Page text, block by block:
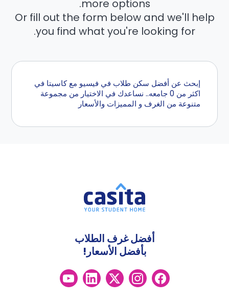
more options.
Or fill out the form below and we'll help
you find what you're looking for.
إبحث عن أفضل سكن طلاب في فيسيو مع كاسيتا في
اكثر من 0 جامعه.. نساعدك في الاختيار من مجموعة
متنوعة من الغرف و المميزات والأسعار
أفضل غرف الطلاب
بأفضل الأسعار!